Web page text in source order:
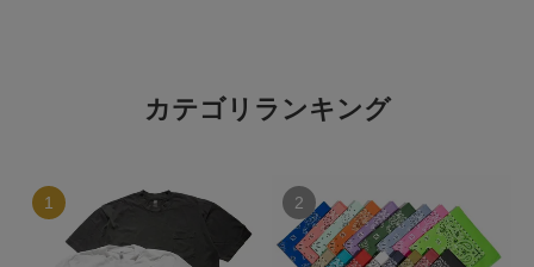
カテゴリランキング